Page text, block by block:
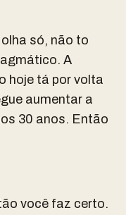
só, não to
A
hoje tá por volta
aumentar a
30 anos. Então
você faz certo.